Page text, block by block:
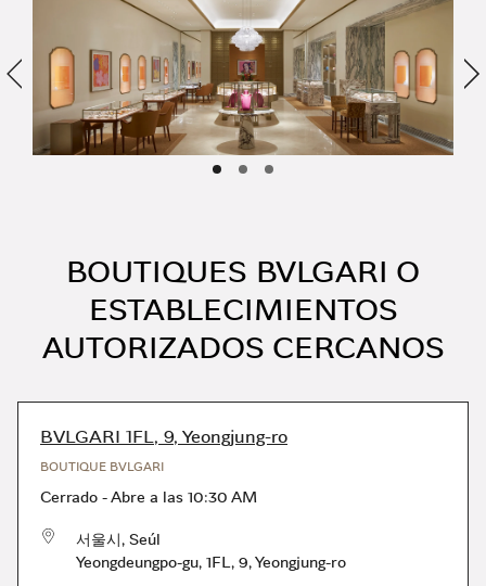
Anterior
BOUTIQUES BVLGARI O
ESTABLECIMIENTOS
AUTORIZADOS CERCANOS
BVLGARI 1FL, 9, Yeongjung-ro
BOUTIQUE BVLGARI
Cerrado -Abre a las 10:30 AM
서울시, Seúl
Yeongdeungpo-gu, 1FL, 9, Yeongjung-ro